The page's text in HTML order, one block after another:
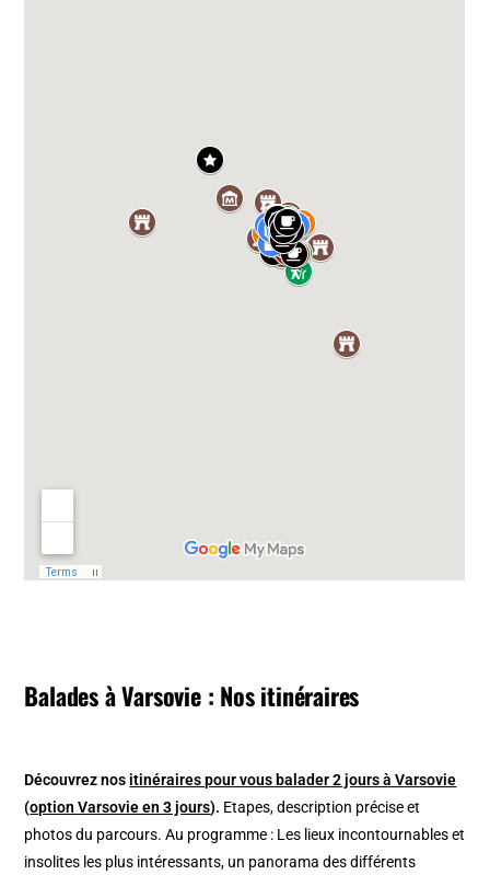
Balades à Varsovie : Nos itinéraires
Découvrez nos itinéraires pour vous balader 2 jours à Varsovie
(option Varsovie en 3 jours). Etapes, description précise et
photos du parcours. Au programme : Les lieux incontournables et
insolites les plus intéressants, un panorama des différents